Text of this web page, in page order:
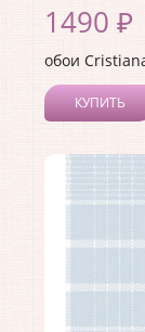
1490 ₽
обои
КУПИТЬ
Коллекция:
Длина рулона:
Ширина
Страна:
Материал
Раппорт: